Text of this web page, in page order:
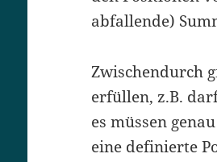
abfallende)
Zwischendurch
erfüllen, z.B.
es müssen
eine definierte